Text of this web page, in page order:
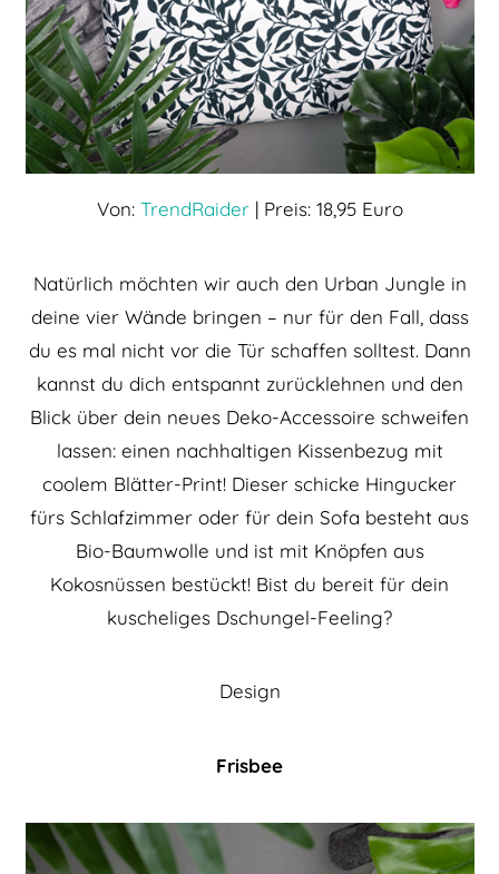
Von: TrendRaider| Preis: 18,95 Euro
Natürlich möchten wir auch den Urban Jungle in
deine vier Wände bringen – nur für den Fall, dass
du es mal nicht vor die Tür schaffen solltest. Dann
kannst du dich entspannt zurücklehnen und den
Blick über dein neues Deko-Accessoire schweifen
lassen: einen nachhaltigen Kissenbezug mit
coolem Blätter-Print! Dieser schicke Hingucker
fürs Schlafzimmer oder für dein Sofa besteht aus
Bio-Baumwolle und ist mit Knöpfen aus
Kokosnüssen bestückt! Bist du bereit für dein
kuscheliges Dschungel-Feeling?
Design
Frisbee